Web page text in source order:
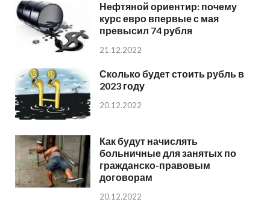
Нефтяной ориентир: почему
курс евро впервые с мая
превысил 74 рубля
21.12.2022
Сколько будет стоить рубль в
2023 году
20.12.2022
Как будут начислять
больничные для занятых по
гражданско-правовым
договорам
20.12.2022